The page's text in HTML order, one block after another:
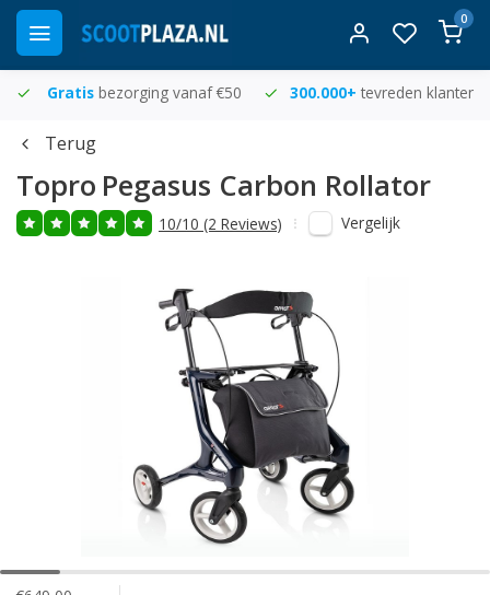
0
Gratis bezorging vanaf €50 300.000+ tevreden klanten
Terug
Topro Pegasus Carbon Rollator
10/10 (2 Reviews) Vergelijk